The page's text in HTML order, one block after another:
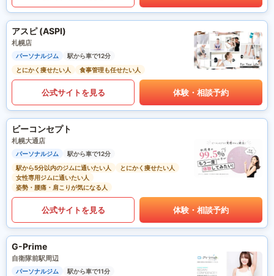
アスピ (ASPI)
札幌店
パーソナルジム
駅から車で12分
とにかく痩せたい人
食事管理も任せたい人
公式サイトを見る 体験・相談予約
ビーコンセプト
札幌大通店
パーソナルジム
駅から車で12分
駅から5分以内のジムに通いたい人
とにかく痩せたい人
女性専用ジムに通いたい人
姿勢・腰痛・肩こりが気になる人
公式サイトを見る 体験・相談予約
G-Prime
自衛隊前駅周辺
パーソナルジム
駅から車で11分